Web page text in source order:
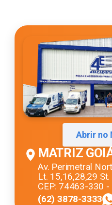
Abrir no
MATRIZ
Av. Perimetral
Lt. 15,16,28,29
CEP: 74463-330 -
(62) 3878-3333